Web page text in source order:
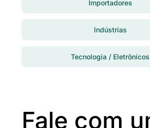
Importadores
Indústrias
Tecnologia / Eletrônicos
Fale com